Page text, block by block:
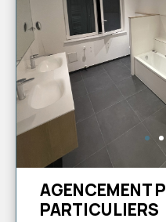
AGENCEMENT
PARTICULIERS